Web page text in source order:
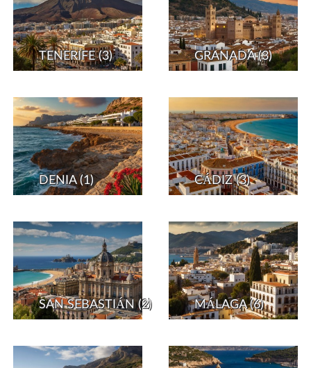
TENERIFE (3) GRANADA (3)
DENIA (1) CÁDIZ (3)
SAN SEBASTIÁN (2) MÁLAGA (6)